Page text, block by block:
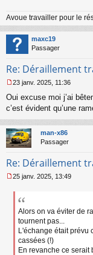
u
Avoue travailler pour le
maxc19
Passager
Re: Déraillement
e
s
a
g
e
o
l
23 janv. 2025, 11:36
Oui excuse moi j’ai
c’est évident qu’une
man-x86
Passager
Re: Déraillement
e
25 janv. 2025, 13:49
Alors on va éviter de
tournent pas...
L'échange était prévu
cassées (!)
En revanche ce serait